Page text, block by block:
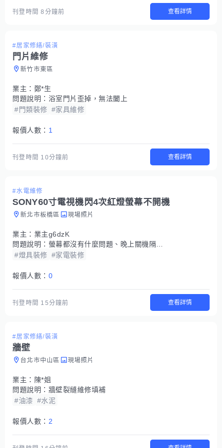
刊登時間8分鐘前 查看詳情
#居家修繕/裝潢
門片維修
新竹市東區
業主： 鄭*生
問題說明： 浴室門片歪掉，無法闔上
#門類裝修 #家具維修
報價人數： 1
刊登時間 10分鐘前 查看詳情
#水電維修
SONY60寸電視機閃4次紅燈螢幕不開機
新北市板橋區 現場照片
業主： 業主g6dzK
問題說明： 螢幕都沒有什麼問題、晚上關機隔天早上開機就閃4次紅燈開不了機、SONY. KDL-60NX720.2011年使用到現在都沒有叫修、叫修師傅說要換面板、這樣還有救嗎？
#燈具裝修 #家電裝修
報價人數： 0
刊登時間 15分鐘前 查看詳情
#居家修繕/裝潢
牆壁
台北市中山區 現場照片
業主： 陳*姐
問題說明： 牆壁裂縫維修填補
#油漆 #水泥
報價人數： 2